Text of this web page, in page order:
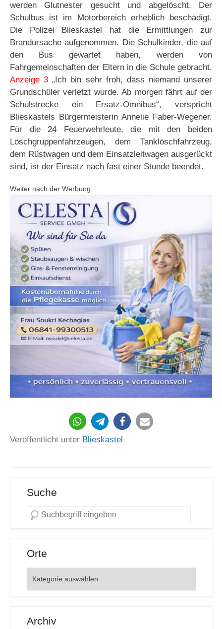
werden Glutnester gesucht und abgelöscht. Der
Schulbus ist im Motorbereich erheblich beschädigt.
Die Polizei Blieskastel hat die Ermittlungen zur
Brandursache aufgenommen. Die Schulkinder, die auf
den Bus gewartet haben, werden von
Fahrgemeinschaften der Eltern in die Schule gebracht.
Anzeige 3 „Ich bin sehr froh, dass niemand unserer
Grundschüler verletzt wurde. Ab morgen fährt auf der
Schulstrecke ein Ersatz-Omnibus“, verspricht
Blieskastels Bürgermeisterin Annelie Faber-Wegener.
Für die 24 Feuerwehrleute, die mit den beiden
Löschgruppenfahrzeugen, dem Tanklöschfahrzeug,
dem Rüstwagen und dem Einsatzleitwagen ausgerückt
sind, ist der Einsatz nach fast einer Stunde beendet.
Weiter nach der Werbung
328
Veröffentlicht unter Blieskastel
Suche
Orte
Archiv